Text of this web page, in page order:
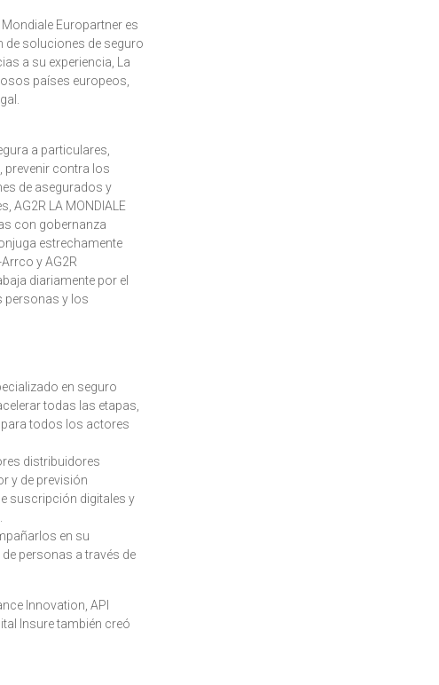
Europartner es
de soluciones de seguro
a su experiencia, La
países europeos,
a particulares,
prevenir contra los
de asegurados y
AG2R LA MONDIALE
con gobernanza
estrechamente
y AG2R
diariamente por el
personas y los
en seguro
todas las etapas,
todos los actores
distribuidores
y de previsión
suscripción digitales y
en su
personas a través de
Innovation, API
Insure también creó